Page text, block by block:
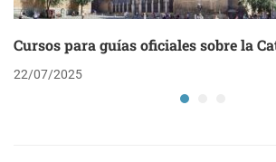
Cursos para guías oficiales sobre la
22/07/2025